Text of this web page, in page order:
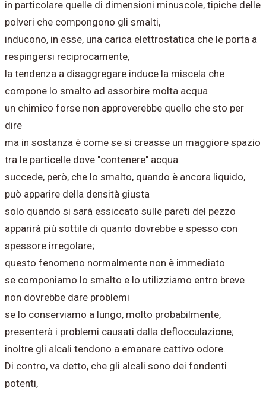
in particolare quelle di dimensioni minuscole, tipiche delle
polveri che compongono gli smalti,
inducono, in esse, una carica elettrostatica che le porta a
respingersi reciprocamente,
la tendenza a disaggregare induce la miscela che
compone lo smalto ad assorbire molta acqua
un chimico forse non approverebbe quello che sto per
dire
ma in sostanza è come se si creasse un maggiore spazio
tra le particelle dove "contenere" acqua
succede, però, che lo smalto, quando è ancora liquido,
può apparire della densità giusta
solo quando si sarà essiccato sulle pareti del pezzo
apparirà più sottile di quanto dovrebbe e spesso con
spessore irregolare;
questo fenomeno normalmente non è immediato
se componiamo lo smalto e lo utilizziamo entro breve
non dovrebbe dare problemi
se lo conserviamo a lungo, molto probabilmente,
presenterà i problemi causati dalla deflocculazione;
inoltre gli alcali tendono a emanare cattivo odore.
Di contro, va detto, che gli alcali sono dei fondenti
potenti,